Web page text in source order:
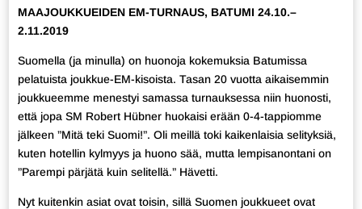
MAAJOUKKUEIDEN EM-TURNAUS, BATUMI 24.10.–
2.11.2019
Suomella (ja minulla) on huonoja kokemuksia Batumissa
pelatuista joukkue-EM-kisoista. Tasan 20 vuotta aikaisemmin
joukkueemme menestyi samassa turnauksessa niin huonosti,
että jopa SM Robert Hübner huokaisi erään 0-4-tappiomme
jälkeen ”Mitä teki Suomi!”. Oli meillä toki kaikenlaisia selityksiä,
kuten hotellin kylmyys ja huono sää, mutta lempisanontani on
”Parempi pärjätä kuin selitellä.” Hävetti.
Nyt kuitenkin asiat ovat toisin, sillä Suomen joukkueet ovat